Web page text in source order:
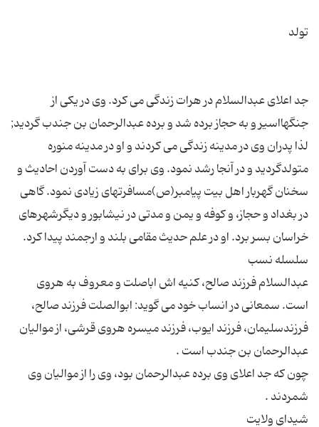
جد اعلای عبدالسلام در هرات زندگی می کرد. وی در یکی از
جنگهااسیر و به حجاز برده شد و برده عبدالرحمان بن جندب گردید;
لذا پدران وی در مدینه زندگی می کردند و او در مدینه منوره
متولدگردید و در آنجا رشد نمود. وی برای به دست آوردن احادیث و
سخنان گهربار اهل بیت پیامبر(ص)مسافرتهای زیادی نمود. گاهی
در بغداد و حجاز، و کوفه و یمن و مدتی در نیشابور و دیگرشهرهای
عبدالسلام فرزند صالح، کنیه اش اباصلت و معروف به هروی
است. سمعانی در انساب خود می گوید: ابوالصلت فرزند صالح،
فرزندسلیمان، فرزند ایوب، فرزند میسره هروی قرشی، از موالیان
چون که جد اعلای وی برده عبدالرحمان بود، وی را از موالیان وی